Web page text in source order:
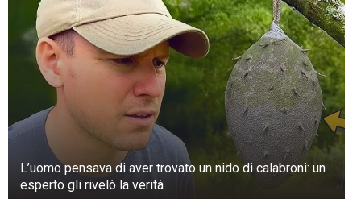
L’uomo pensava di aver trovato un nido di calabroni: un
esperto gli rivelò la verità